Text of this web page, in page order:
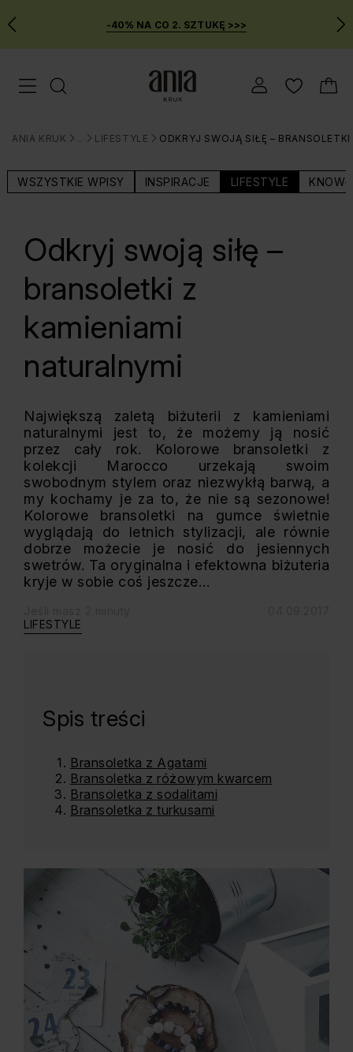
Przejdź
do
MENU
-40% NA CO 2. SZTUKĘ >>>
Menu mobilne
ANIA KRUK
>
BLOG
>
LIFESTYLE
>
ODKRYJ SWOJĄ SIŁĘ –
WSZYSTKIE WPISY INSPIRACJE LIFESTYLE KNOW-
Odkryj swoją siłę –
bransoletki z
kamieniami
naturalnymi
Największą zaletą biżuterii z kamieniami
naturalnymi jest to, że możemy ją nosić
przez cały rok. Kolorowe bransoletki z
kolekcji Marocco urzekają swoim
swobodnym stylem oraz niezwykłą barwą, a
my kochamy je za to, że nie są sezonowe!
Kolorowe bransoletki na gumce świetnie
wyglądają do letnich stylizacji, ale równie
dobrze możecie je nosić do jesiennych
swetrów. Ta oryginalna i efektowna biżuteria
kryje w sobie coś jeszcze…
LIFESTYLE
Spis treści
Bransoletka z Agatami
Bransoletka z różowym kwarcem
Bransoletka z sodalitami
Bransoletka z turkusami